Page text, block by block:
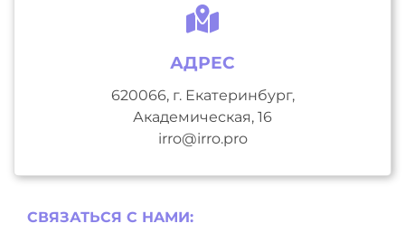
АДРЕС
620066, г. Екатеринбург,
Академическая, 16
irro@irro.pro
СВЯЗАТЬСЯ С НAМИ: